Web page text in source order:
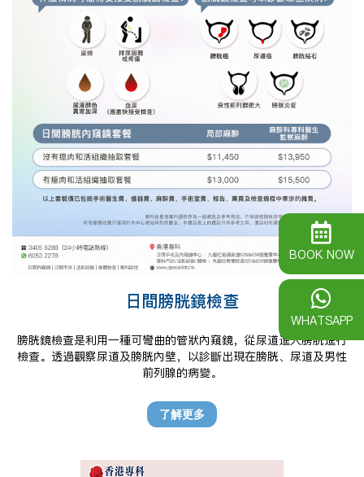
日間膀胱鏡檢查
膀胱鏡檢查是利用一種可彎曲的管狀內窺鏡，從尿道進入膀胱進行
檢查。透過觀察尿道及膀胱內壁，以診斷出現在膀胱、尿道及男性
前列腺的病變。
了解更多
BOOK NOW
WHATSAPP